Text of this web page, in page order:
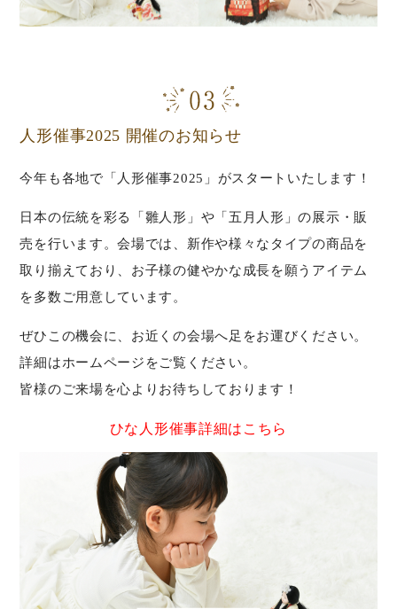
人形催事2025 開催のお知らせ
今年も各地で「人形催事2025」がスタートいたします！
日本の伝統を彩る「雛人形」や「五月人形」の展示・販
売を行います。会場では、新作や様々なタイプの商品を
取り揃えており、お子様の健やかな成長を願うアイテム
を多数ご用意しています。
ぜひこの機会に、お近くの会場へ足をお運びください。
詳細はホームページをご覧ください。
皆様のご来場を心よりお待ちしております！
ひな人形催事詳細はこちら